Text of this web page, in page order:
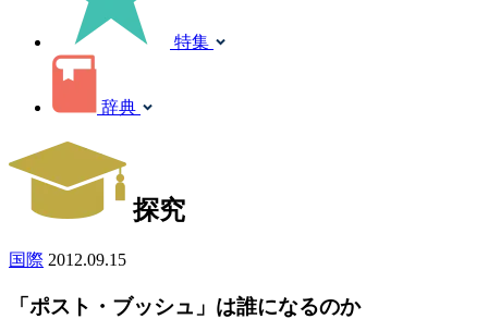
特集
辞典
探究
国際 2012.09.15
「ポスト・ブッシュ」は誰になるのか